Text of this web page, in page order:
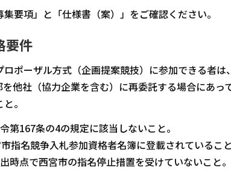
要項」と「仕様書（案）」をご確認ください。
要件
ポーザル方式（企画提案競技）に参加できる者は
他社（協力企業を含む）に再委託する場合にあ
。
第167条の4の規定に該当しないこと。
指名競争入札参加資格者名簿に登載されていること
時点で西宮市の指名停止措置を受けていないこと。